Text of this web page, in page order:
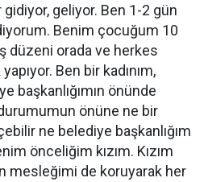
geliyor. Ben 1-2 gün
Benim çocuğum 10
düzeni orada ve herkes
Ben bir kadınım,
başkanlığımın önünde
önüne ne bir
ne belediye başkanlığım
önceliğim kızım. Kızım
mesleğimi de koruyarak her